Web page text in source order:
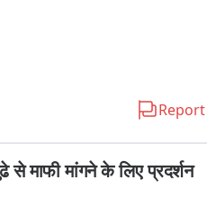
या दौऱ्यात अमेरिकेत एका शहरात ते
Report
से माफी मांगने के लिए प्रदर्शन